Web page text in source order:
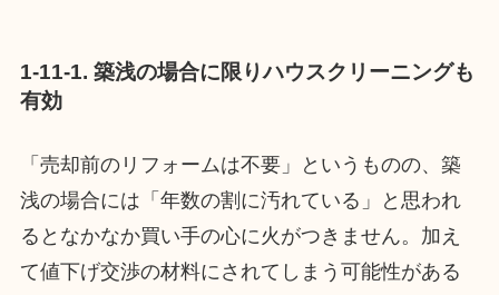
1-11-1. 築浅の場合に限りハウスクリーニングも
有効
「売却前のリフォームは不要」というものの、築
浅の場合には「年数の割に汚れている」と思われ
るとなかなか買い手の心に火がつきません。加え
て値下げ交渉の材料にされてしまう可能性がある